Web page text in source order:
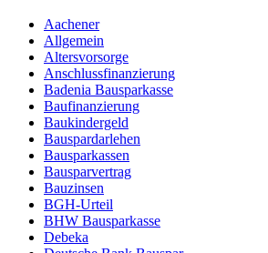
Aachener
Allgemein
Altersvorsorge
Anschlussfinanzierung
Badenia Bausparkasse
Baufinanzierung
Baukindergeld
Bauspardarlehen
Bausparkassen
Bausparvertrag
Bauzinsen
BGH-Urteil
BHW Bausparkasse
Debeka